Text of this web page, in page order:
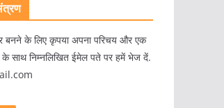
बनने के लिए कृपया अपना परिचय और एक
के साथ निम्नलिखित ईमेल पते पर हमें भेज दें.